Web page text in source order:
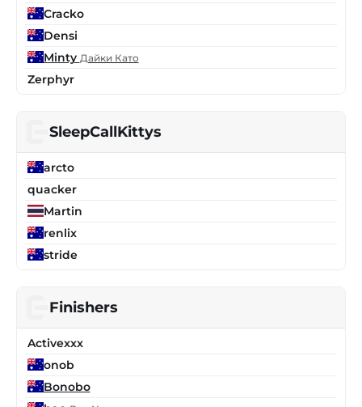
Cracko
Densi
Minty Дайки Като
Zerphyr
SleepCallKittys
arcto
quacker
Martin
renlix
stride
Finishers
Activexxx
onob
Bonobo